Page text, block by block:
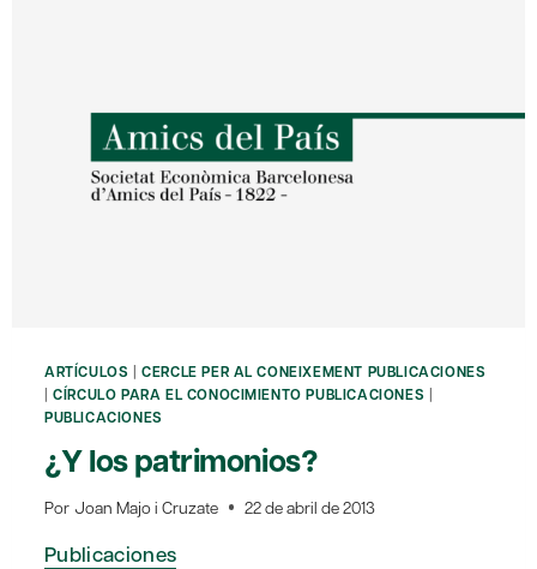
ARTÍCULOS |CERCLE PER AL CONEIXEMENT PUBLICACIONES
|CÍRCULO PARA EL CONOCIMIENTO PUBLICACIONES |
PUBLICACIONES
¿Y los patrimonios?
Por Joan Majo i Cruzate 22 de abril de 2013
Publicaciones